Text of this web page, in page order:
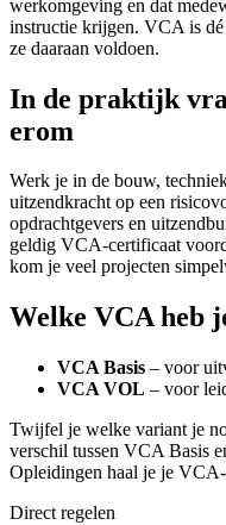
werkomgeving en dat
instructie krijgen. VCA is
ze daaraan voldoen.
In de praktijk
erom
Werk je in de bouw,
uitzendkracht op een
opdrachtgevers en
geldig VCA-certificaat
kom je veel projecten
Welke VCA heb
VCA Basis – voor
VCA VOL – voor
Twijfel je welke variant je
verschil tussen VCA Basis
Opleidingen haal je je
Direct regelen